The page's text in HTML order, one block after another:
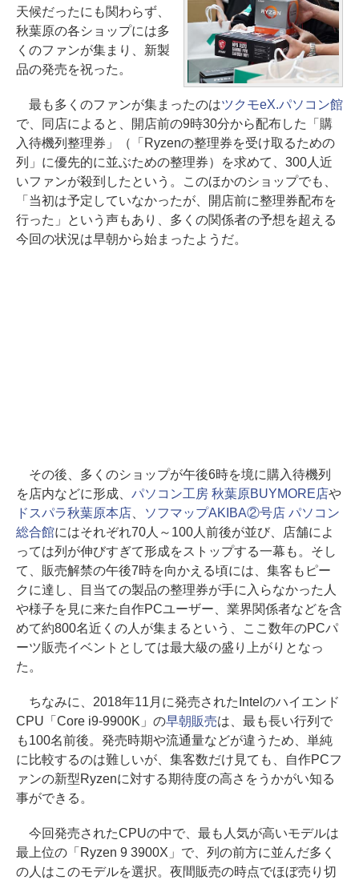
天候だったにも関わらず、
秋葉原の各ショップには多
くのファンが集まり、新製
品の発売を祝った。
最も多くのファンが集まったのはツクモeX.パソコン館
で、同店によると、開店前の9時30分から配布した「購
入待機列整理券」（「Ryzenの整理券を受け取るための
列」に優先的に並ぶための整理券）を求めて、300人近
いファンが殺到したという。このほかのショップでも、
「当初は予定していなかったが、開店前に整理券配布を
行った」という声もあり、多くの関係者の予想を超える
今回の状況は早朝から始まったようだ。
その後、多くのショップが午後6時を境に購入待機列
を店内などに形成、 パソコン工房 秋葉原BUYMORE店や
ドスパラ秋葉原本店、
ソフマップAKIBA②号店 パソコン
総合館にはそれぞれ70人～100人前後が並び、店舗によ
っては列が伸びすぎて形成をストップする一幕も。そし
て、販売解禁の午後7時を向かえる頃には、集客もピー
クに達し、目当ての製品の整理券が手に入らなかった人
や様子を見に来た自作PCユーザー、業界関係者などを含
めて約800名近くの人が集まるという、ここ数年のPCパ
ーツ販売イベントとしては最大級の盛り上がりとなっ
た。
ちなみに、2018年11月に発売されたIntelのハイエンド
CPU「Core i9-9900K」の早朝販売は、最も長い行列で
も100名前後。発売時期や流通量などが違うため、単純
に比較するのは難しいが、集客数だけ見ても、自作PCフ
ァンの新型Ryzenに対する期待度の高さをうかがい知る
事ができる。
今回発売されたCPUの中で、最も人気が高いモデルは
最上位の「Ryzen 9 3900X」で、列の前方に並んだ多く
の人はこのモデルを選択。夜間販売の時点でほぼ売り切